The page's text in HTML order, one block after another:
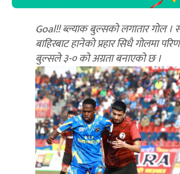
Goal!! ब्ल्याक बुल्सको लगातार गोल
बाहिरबाट हानेको प्रहार सिधै गोलमा
बुल्सले ३-० को अग्रता बनाएको छ ।